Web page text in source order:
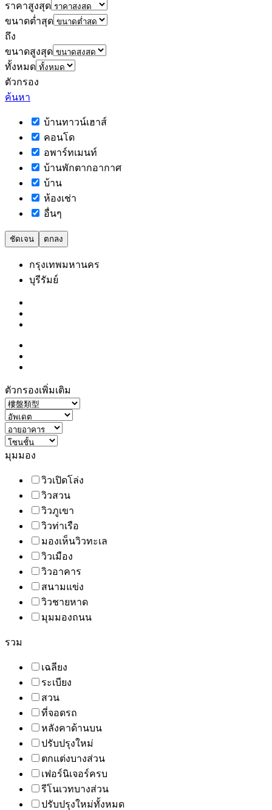
ราคาสูงสุด
ขนาดต่ำสุด
ถึง
ขนาดสูงสุด
ทั้งหมด
ตัวกรอง
ค้นหา
บ้านทาวน์เฮาส์
คอนโด
อพาร์ทเมนท์
บ้านพักตากอากาศ
บ้าน
ห้องเช่า
อื่นๆ
ชัดเจน ตกลง
กรุงเทพมหานคร
บุรีรัมย์
ตัวกรองเพิ่มเติม
มุมมอง
วิวเปิดโล่ง
วิวสวน
วิวภูเขา
วิวท่าเรือ
มองเห็นวิวทะเล
วิวเมือง
วิวอาคาร
สนามแข่ง
วิวชายหาด
มุมมองถนน
รวม
เฉลียง
ระเบียง
สวน
ที่จอดรถ
หลังคาด้านบน
ปรับปรุงใหม่
ตกแต่งบางส่วน
เฟอร์นิเจอร์ครบ
รีโนเวทบางส่วน
ปรับปรุงใหม่ทั้งหมด